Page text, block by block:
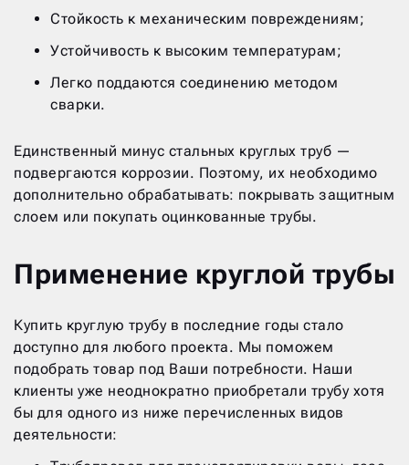
Стойкость к механическим повреждениям;
Устойчивость к высоким температурам;
Легко поддаются соединению методом
сварки.
Единственный минус стальных круглых труб —
подвергаются коррозии. Поэтому, их необходимо
дополнительно обрабатывать: покрывать защитным
слоем или покупать оцинкованные трубы.
Применение круглой трубы
Купить круглую трубу в последние годы стало
доступно для любого проекта. Мы поможем
подобрать товар под Ваши потребности. Наши
клиенты уже неоднократно приобретали трубу хотя
бы для одного из ниже перечисленных видов
деятельности: